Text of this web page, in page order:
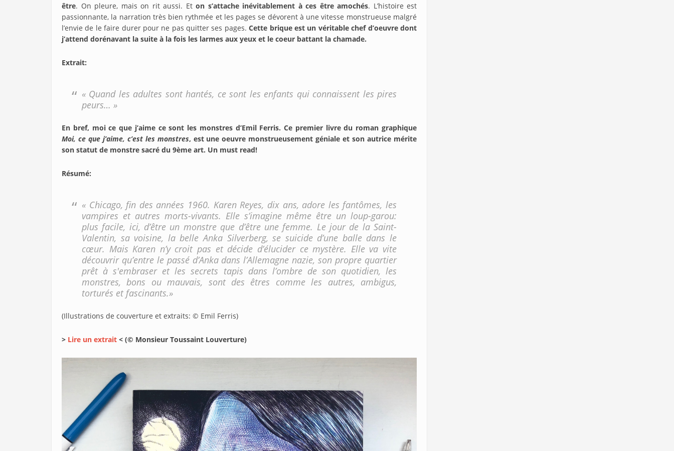
être. On pleure, mais on rit aussi. Et on s’attache inévitablement à ces être amochés. L’histoire est
passionnante, la narration très bien rythmée et les pages se dévorent à une vitesse monstrueuse malgré
l’envie de le faire durer pour ne pas quitter ses pages.Cette brique est un véritable chef d’oeuvre dont
j’attend dorénavant la suite à la fois les larmes aux yeux et le coeur battant la chamade.
Extrait:
« Quand les adultes sont hantés, ce sont les enfants qui connaissent les pires
peurs… »
En bref, moi ce que j’aime ce sont les monstres d’Emil Ferris. Ce premier livre du roman graphique
Moi, ce que j’aime, c’est les monstres, est une oeuvre monstrueusement géniale et son autrice mérite
son statut de monstre sacré du 9ème art. Un must read!
Résumé:
« Chicago, fin des années 1960. Karen Reyes, dix ans, adore les fantômes, les
vampires et autres morts-vivants. Elle s’imagine même être un loup-garou:
plus facile, ici, d’être un monstre que d’être une femme. Le jour de la Saint-
Valentin, sa voisine, la belle Anka Silverberg, se suicide d’une balle dans le
cœur. Mais Karen n’y croit pas et décide d’élucider ce mystère. Elle va vite
découvrir qu’entre le passé d’Anka dans l’Allemagne nazie, son propre quartier
prêt à s'embraser et les secrets tapis dans l’ombre de son quotidien, les
monstres, bons ou mauvais, sont des êtres comme les autres, ambigus,
torturés et fascinants.»
(Illustrations de couverture et extraits: © Emil Ferris)
> Lire un extrait < (© Monsieur Toussaint Louverture)